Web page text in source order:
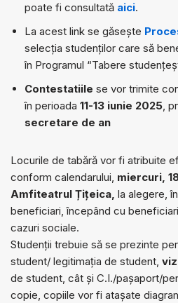
poate fi consultată aici.
La acest link se găsește
selecţia studenţilor care să
în Programul “Tabere
Contestatiile se vor trimite
în perioada 11-13 iunie 2025,
secretare de an
Locurile de tabără vor fi atribuite
conform calendarului, miercuri,
Amfiteatrul Țițeica, la alegere,
beneficiari, începând cu
cazuri sociale.
Studenții trebuie să se prezinte
student/ legitimația de student,
de student, cât și C.I./pașaport/
copie, copiile vor fi atașate